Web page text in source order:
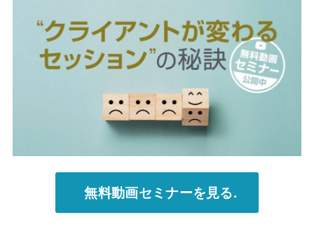
無料動画セミナーを見る.